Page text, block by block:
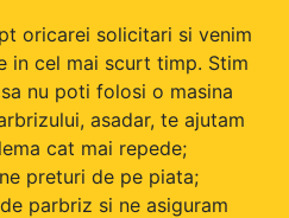
oricarei solicitari si venim
in cel mai scurt timp. Stim
nu poti folosi o masina
asadar, te ajutam
cat mai repede;
preturi de pe piata;
parbriz si ne asiguram